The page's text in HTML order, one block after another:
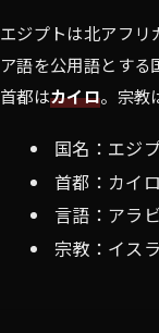
エジプトは北アフリ
ア語を公用語とする
首都はカイロ。宗教
国名：エジ
首都：カイロ
言語：アラ
宗教：イス